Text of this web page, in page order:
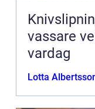
Knivslipning
vassare
vardag
Lotta